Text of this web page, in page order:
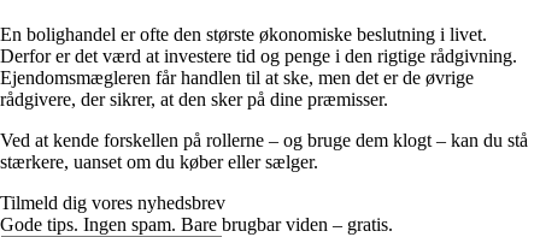
En bolighandel er ofte den største økonomiske beslutning i livet.
Derfor er det værd at investere tid og penge i den rigtige rådgivning.
Ejendomsmægleren får handlen til at ske, men det er de øvrige
rådgivere, der sikrer, at den sker på dine præmisser.
Ved at kende forskellen på rollerne – og bruge dem klogt – kan du stå
stærkere, uanset om du køber eller sælger.
Tilmeld dig vores nyhedsbrev
Gode tips. Ingen spam. Bare brugbar viden – gratis.